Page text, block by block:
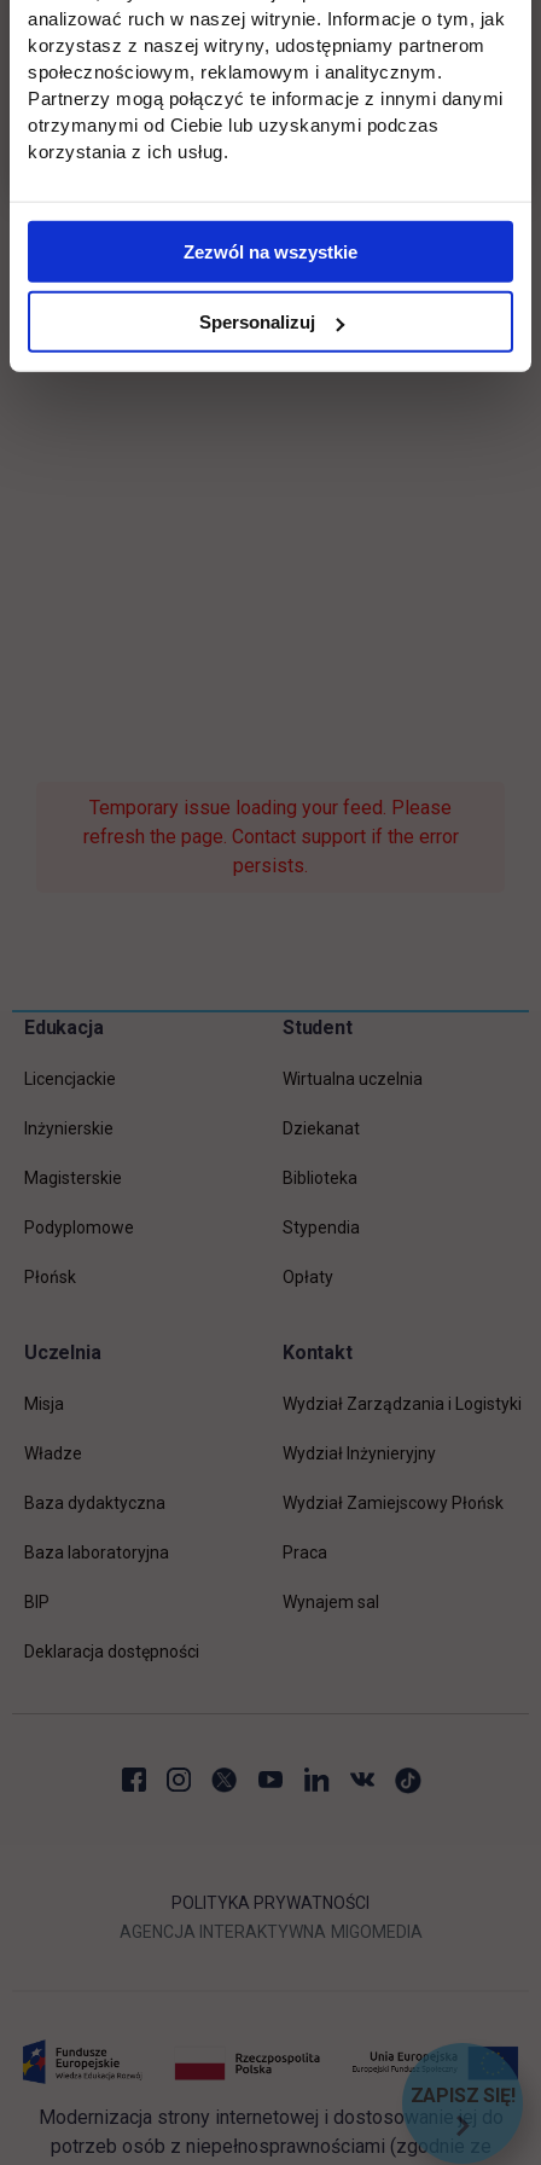
analizować ruch w naszej witrynie. Informacje o tym, jak
korzystasz z naszej witryny, udostępniamy partnerom
społecznościowym, reklamowym i analitycznym.
Partnerzy mogą połączyć te informacje z innymi danymi
otrzymanymi od Ciebie lub uzyskanymi podczas
korzystania z ich usług.
Zezwól na wszystkie
Spersonalizuj
Temporary issue loading your feed. Please
refresh the page. Contact support if the error
persists.
Pomiń
Informacje w stopce
Edukacja
Licencjackie
Inżynierskie
Magisterskie
Podyplomowe
Płońsk
Student
Wirtualna uczelnia
Dziekanat
Biblioteka
Stypendia
Opłaty
Uczelnia
Misja
Władze
Baza dydaktyczna
Baza laboratoryjna
BIP
Deklaracja dostępności
Kontakt
Wydział Zarządzania i Logistyki
Wydział Inżynieryjny
Wydział Zamiejscowy Płońsk
Praca
Wynajem sal
POLITYKA PRYWATNOŚCI
AGENCJA INTERAKTYWNA LINK OTWIERA SIĘ W
MIGOMEDIA
Modernizacja strony internetowej i dostosowanie jej do
potrzeb osób z niepełnosprawnościami (zgodnie ze
ZAPISZ SIĘ!
LINK